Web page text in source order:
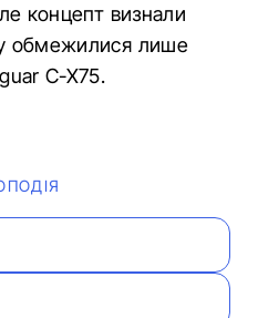
концепт визнали
обмежилися лише
C-X75.